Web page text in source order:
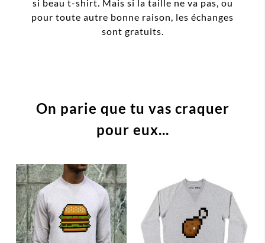
si beau t-shirt. Mais si la taille ne va pas, ou
pour toute autre bonne raison, les échanges
sont gratuits.
On parie que tu vas craquer
pour eux...